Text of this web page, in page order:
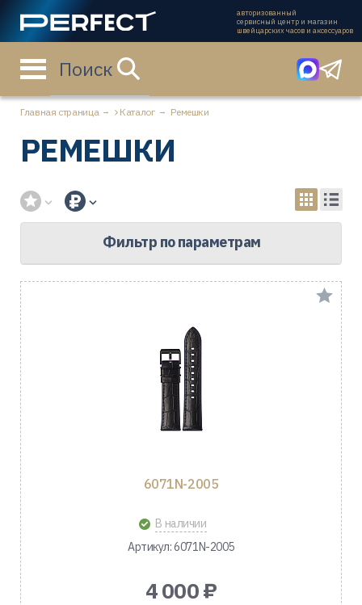
авторизованный
сервисный центр и магазин
швейцарских часов и аксессуаров
Поиск
Главная страница Каталог Ремешки
РЕМЕШКИ
Фильтр по параметрам
6071N-2005
В наличии
Артикул: 6071N-2005
4 000 ₽